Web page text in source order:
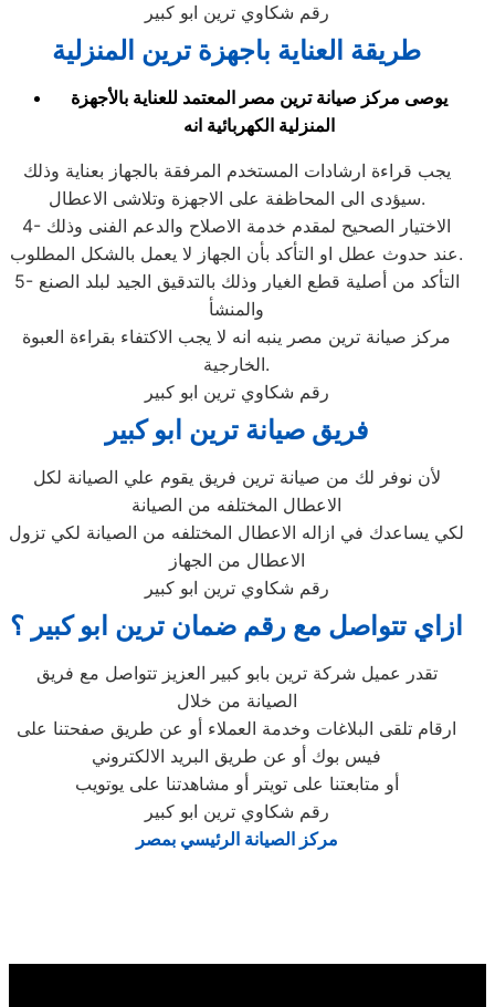
رقم شكاوي ترين ابو كبير
طريقة العناية باجهزة ترين المنزلية
يوصى مركز صيانة ترين مصر المعتمد للعناية بالأجهزة
المنزلية الكهربائية انه
يجب قراءة ارشادات المستخدم المرفقة بالجهاز بعناية وذلك
سيؤدى الى المحاظفة على الاجهزة وتلاشى الاعطال.
4- الاختيار الصحيح لمقدم خدمة الاصلاح والدعم الفنى وذلك
عند حدوث عطل او التأكد بأن الجهاز لا يعمل بالشكل المطلوب.
5- التأكد من أصلية قطع الغيار وذلك بالتدقيق الجيد لبلد الصنع
والمنشأ
مركز صيانة ترين مصر ينبه انه لا يجب الاكتفاء بقراءة العبوة
الخارجية.
رقم شكاوي ترين ابو كبير
فريق صيانة ترين ابو كبير
لأن نوفر لك من صيانة ترين فريق يقوم علي الصيانة لكل
الاعطال المختلفه من الصيانة
لكي يساعدك في ازاله الاعطال المختلفه من الصيانة لكي تزول
الاعطال من الجهاز
رقم شكاوي ترين ابو كبير
ازاي تتواصل مع رقم ضمان ترين ابو كبير ؟
تقدر عميل شركة ترين بابو كبير العزيز تتواصل مع فريق
الصيانة من خلال
ارقام تلقى البلاغات وخدمة العملاء أو عن طريق صفحتنا على
فيس بوك أو عن طريق البريد الالكتروني
أو متابعتنا على تويتر أو مشاهدتنا على يوتويب
رقم شكاوي ترين ابو كبير
مركز الصيانة الرئيسي بمصر